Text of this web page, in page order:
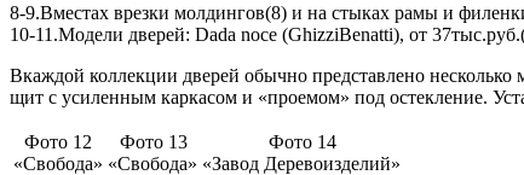
8-9.Вместах врезки молдингов(8) и на стыках рамы и
10-11.Модели дверей: Dada noce (GhizziBenatti), от
Вкаждой коллекции дверей обычно представлено несколько
щит с усиленным каркасом и «проемом» под остекление.
Фото 12
«Свобода»
Фото 13
«Свобода»
Фото 14
«Завод Деревоизделий»